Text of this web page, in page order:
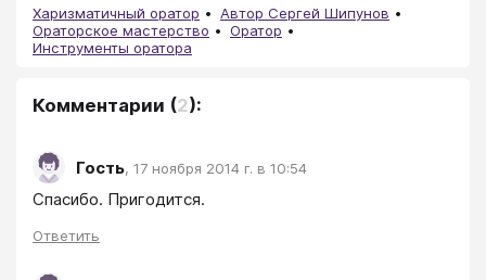
Харизматичный оратор
Автор Сергей Шипунов
Ораторское мастерство
Оратор
Инструменты оратора
Комментарии (2):
Гость, 17 ноября 2014 г. в 10:54
Спасибо. Пригодится.
Ответить